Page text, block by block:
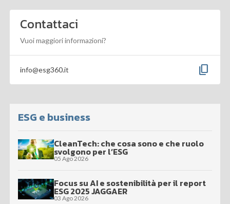
Contattaci
Vuoi maggiori informazioni?
info@esg360.it content_copy
ESG e business
CleanTech: che cosa sono e che ruolo
svolgono per l’ESG
05 Ago 2026
Focus su AI e sostenibilità per il report
ESG 2025 JAGGAER
03 Ago 2026